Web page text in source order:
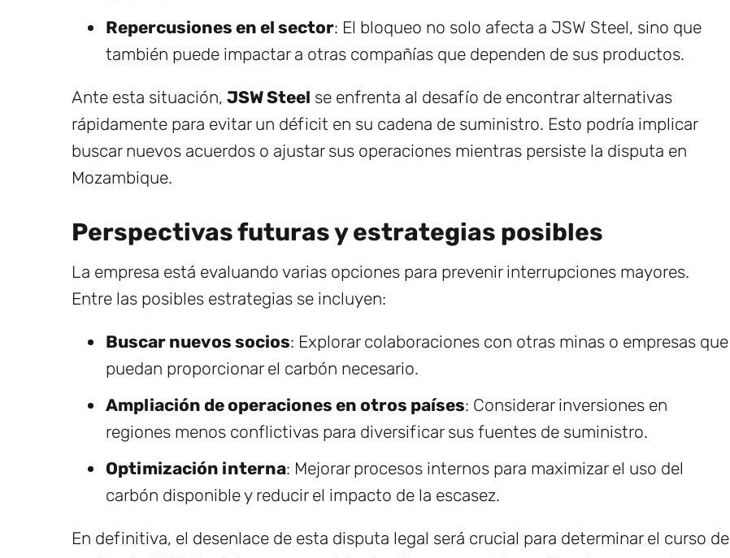
Repercusiones en el sector: El bloqueo no solo afecta a JSW Steel, sino que
también puede impactar a otras compañías que dependen de sus productos.
Ante esta situación, JSW Steel se enfrenta al desafío de encontrar alternativas
rápidamente para evitar un déficit en su cadena de suministro. Esto podría implicar
buscar nuevos acuerdos o ajustar sus operaciones mientras persiste la disputa en
Mozambique.
Perspectivas futuras y estrategias posibles
La empresa está evaluando varias opciones para prevenir interrupciones mayores.
Entre las posibles estrategias se incluyen:
Buscar nuevos socios: Explorar colaboraciones con otras minas o empresas que
puedan proporcionar el carbón necesario.
Ampliación de operaciones en otros países: Considerar inversiones en
regiones menos conflictivas para diversificar sus fuentes de suministro.
Optimización interna: Mejorar procesos internos para maximizar el uso del
carbón disponible y reducir el impacto de la escasez.
En definitiva, el desenlace de esta disputa legal será crucial para determinar el curso de